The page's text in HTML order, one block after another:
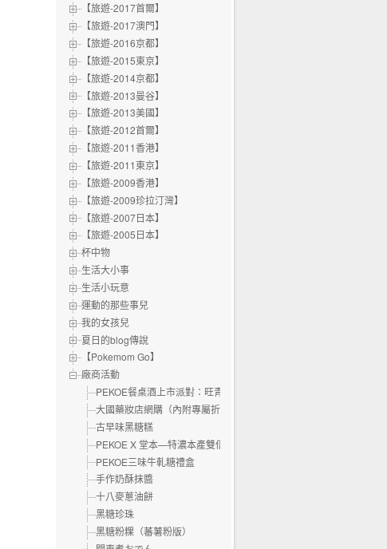
【旅遊-2017首爾】
【旅遊-2017澳門】
【旅遊-2016京都】
【旅遊-2015東京】
【旅遊-2014京都】
【旅遊-2013曼谷】
【旅遊-2013美國】
【旅遊-2012首爾】
【旅遊-2011香港】
【旅遊-2011東京】
【旅遊-2009香港】
【旅遊-2009珍拉汀灣】
【旅遊-2007日本】
【旅遊-2005日本】
杯中物
生活大小事
生活小玩意
運動的那些事兒
我的女孩兒
夏日的blog傳說
【Pokemom Go】
廠商活動
PEKOE餐桌酒上市派對：旺青．台灣果茶啤酒｜紅遇．台灣紅茶啤酒
大國藥妝店網購（內附專屬折扣碼）
古早味黑糖糕
PEKOE X 堂本—特濃本產雙倍蜂蜜蛋糕
PEKOE三味牛軋糖禮盒
手作奶酥抹醬
十八麥蔥油餅
黑糖珍珠
黑糖粉粿（蕃薯粉版）